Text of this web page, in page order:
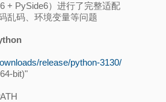
+ PySide6）进行了完整适配
乱码、环境变量等问题
release/python-3130/
bit)"